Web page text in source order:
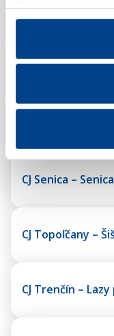
ktoré vám poskytli
spracúvania
CJ Revúca –
CJ Senica – Senica
CJ Topoľčany –
CJ Trenčín –